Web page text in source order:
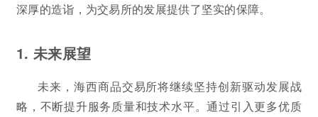
深厚的造诣，为交易所的发展提供了坚实的保障。
1. 未来展望
未来，海西商品交易所将继续坚持创新驱动发展战
略，不断提升服务质量和技术水平。通过引入更多优质